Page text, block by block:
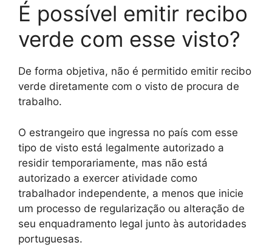
É possível emitir recibo
verde com esse visto?
De forma objetiva, não é permitido emitir recibo
verde diretamente com o visto de procura de
trabalho.
O estrangeiro que ingressa no país com esse
tipo de visto está legalmente autorizado a
residir temporariamente, mas não está
autorizado a exercer atividade como
trabalhador independente, a menos que inicie
um processo de regularização ou alteração de
seu enquadramento legal junto às autoridades
portuguesas.